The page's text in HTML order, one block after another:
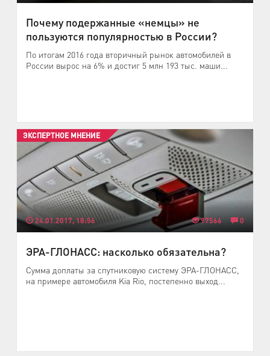
Почему подержанные «немцы» не
пользуются популярностью в России?
По итогам 2016 года вторичный рынок автомобилей в
России вырос на 6% и достиг 5 млн 193 тыс. маши...
24.01.2017, 18:56 97566 0
ЭКСПЕРТНОЕ МНЕНИЕ
ЭРА-ГЛОНАСС: насколько обязательна?
Сумма доплаты за спутниковую систему ЭРА-ГЛОНАСС,
на примере автомобиля Kia Rio, постепенно выход...